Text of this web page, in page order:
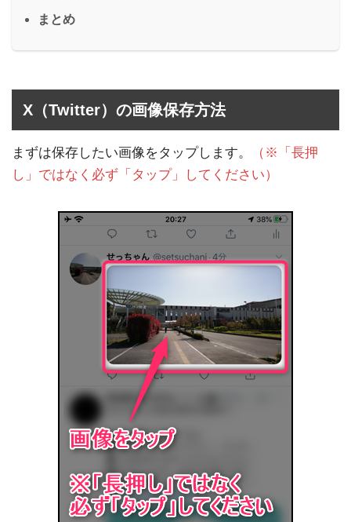
まとめ
X（Twitter）の画像保存方法
まずは保存したい画像をタップします。
（※「長押
し」ではなく必ず「タップ」してください）